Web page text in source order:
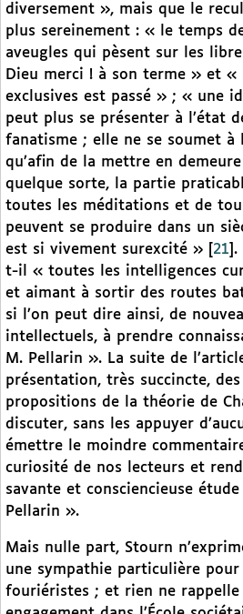
diversement », mais que le
plus sereinement : « le temps
aveugles qui pèsent sur les
Dieu merci ! à son terme » et «
exclusives est passé » ; « une
peut plus se présenter à l’état
fanatisme ; elle ne se soumet à
qu’afin de la mettre en
quelque sorte, la partie
toutes les méditations et de
peuvent se produire dans un
est si vivement surexcité »
21 .
t-il « toutes les intelligences
et aimant à sortir des routes
si l’on peut dire ainsi, de
intellectuels, à prendre
M. Pellarin ». La suite de
présentation, très succincte,
propositions de la théorie de
discuter, sans les appuyer
émettre le moindre
curiosité de nos lecteurs et
savante et consciencieuse
Pellarin ».
Mais nulle part, Stourn
une sympathie particulière pour
fouriéristes ; et rien ne rappelle